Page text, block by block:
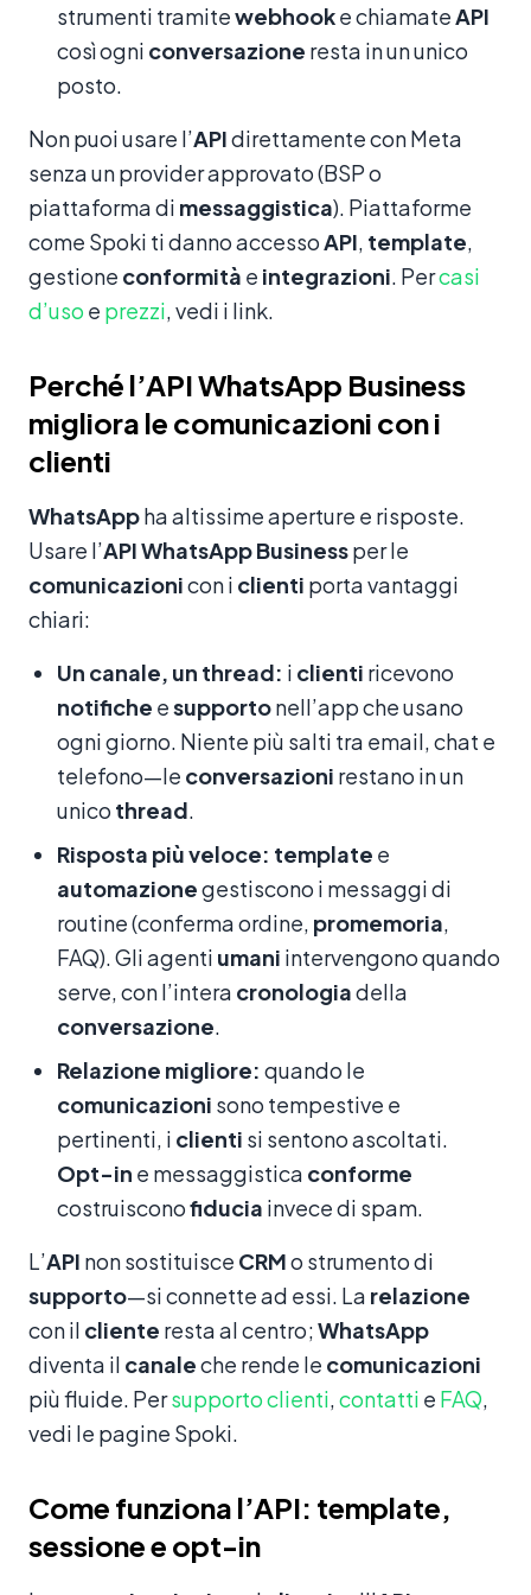
strumenti tramitewebhooke chiamateAPI
così ogni conversazione resta in un unico
posto.
Non puoi usare l’APIdirettamente con Meta
senza un provider approvato (BSP o
piattaforma di messaggistica). Piattaforme
come Spoki ti danno accessoAPI, template,
gestione conformità e integrazioni. Percasi
d’uso e prezzi, vedi i link.
Perché l’API WhatsApp Business
migliora le comunicazioni con i
clienti
WhatsAppha altissime aperture e risposte.
Usare l’API WhatsApp Businessper le
comunicazionicon i clienti porta vantaggi
chiari:
Un canale, un thread: i clienti ricevono
notifiche esupportonell’app che usano
ogni giorno. Niente più salti tra email, chat e
telefono—le conversazioni restano in un
unico thread.
Risposta più veloce: template e
automazionegestiscono i messaggi di
routine (conferma ordine, promemoria,
FAQ). Gli agenti umani intervengono quando
serve, con l’intera cronologiadella
conversazione.
Relazione migliore: quando le
comunicazioni sono tempestive e
pertinenti, i clienti si sentono ascoltati.
Opt-in e messaggistica conforme
costruisconofiducia invece di spam.
L’API non sostituisce CRMo strumento di
supporto—si connette ad essi. La relazione
con il cliente resta al centro;WhatsApp
diventa il canaleche rende le comunicazioni
più fluide. Persupporto clienti,contatti e FAQ,
vedi le pagine Spoki.
Come funziona l’API: template,
sessione e opt-in